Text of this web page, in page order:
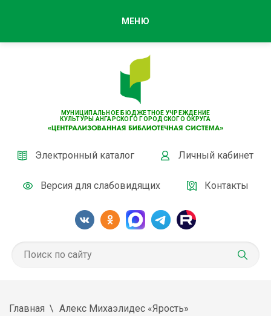
МУНИЦИПАЛЬНОЕ БЮДЖЕТНОЕ УЧРЕЖДЕНИЕ
КУЛЬТУРЫ АНГАРСКОГО ГОРОДСКОГО ОКРУГА
Электронный каталог Личный кабинет
Версия для слабовидящих Контакты
МЕНЮ
Главная Алекс Михаэлидес «Ярость»